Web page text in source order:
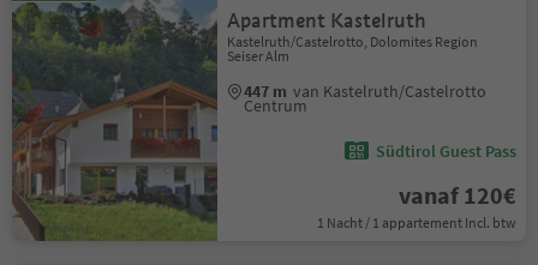
Apartment Kastelruth
Kastelruth/Castelrotto, Dolomites Region
Seiser Alm
447 m van Kastelruth/Castelrotto
Centrum
Südtirol Guest Pass
vanaf 120€
1 Nacht / 1 appartement Incl. btw